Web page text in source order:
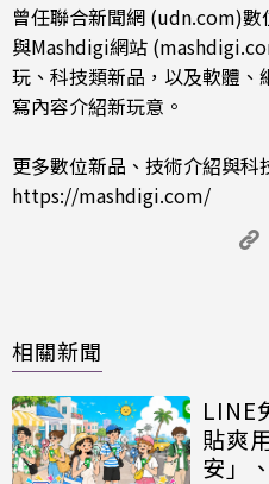
曾任聯合新聞網 (udn.com)
與Mashdigi網站
玩、科技類新品，以及軟體
寫內容介紹新玩意。
更多數位新品、技術介紹與科
https://mashdigi.com/
相關新聞
LINE
貼爽
安」